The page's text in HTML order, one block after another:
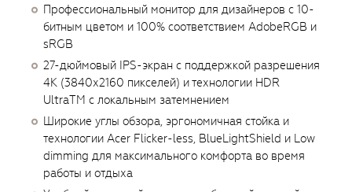
Профессиональный монитор для дизайнеров с 10-
битным цветом и 100% соответствием AdobeRGB и
sRGB
27-дюймовый IPS-экран с поддержкой разрешения
4К (3840х2160 пикселей) и технологии HDR
UltraTM с локальным затемнением
Широкие углы обзора, эргономичная стойка и
технологии Acer Flicker-less, BlueLightShield и Low
dimming для максимального комфорта во время
работы и отдыха